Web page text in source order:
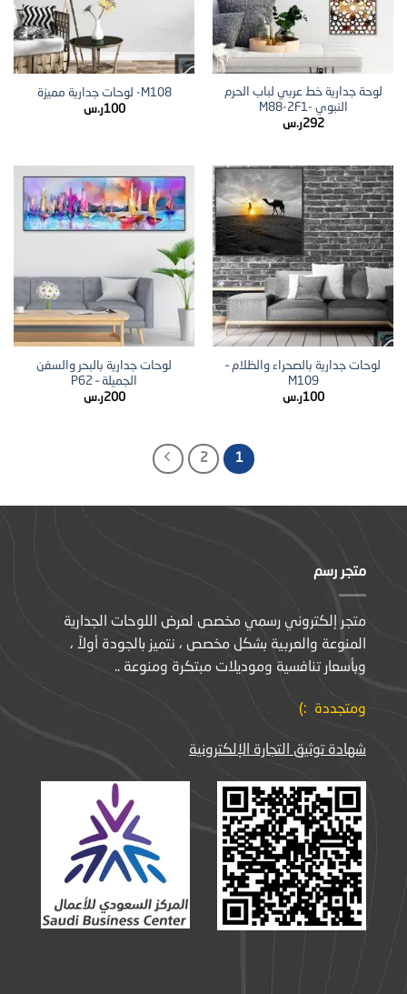
لوحة جدارية خط عربي لباب الحرم
النبوي -M88-2F1
292ر.س
M108- لوحات جدارية مميزة
100ر.س
لوحات جدارية بالصحراء والظلام –
M109
100ر.س
لوحات جدارية بالبحر والسفن
الجميلة – P62
200ر.س
1
2
متجر رسم
متجر إلكتروني رسمي مخصص لعرض اللوحات الجدارية
المنوعة والعربية بشكل مخصص ، نتميز بالجودة أولاً ،
وبأسعار تنافسية وموديلات مبتكرة ومنوعة ..
ومتجددة :)
شهادة توثيق التجارة الإلكترونية